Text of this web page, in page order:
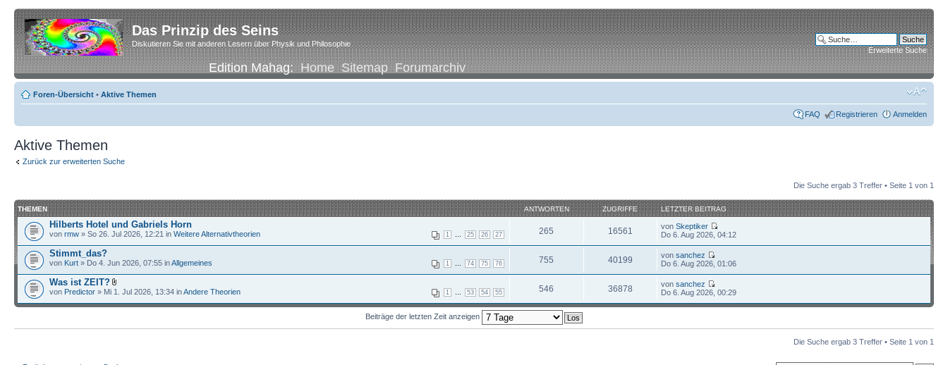
Das Prinzip des Seins
Diskutieren Sie mit anderen Lesern über Physik und Philosophie
Edition Mahag:Home Sitemap Forumarchiv
Erweiterte Suche
Foren-Übersicht • Aktive Themen
FAQ Registrieren Anmelden
Aktive Themen
Zurück zur erweiterten Suche
Die Suche ergab 3 Treffer • Seite 1 von 1
THEMEN ANTWORTEN ZUGRIFFE LETZTER BEITRAG
Hilberts Hotel und Gabriels Horn
1 25 26 27
von rmw » So 26. Jul 2026, 12:21 in Weitere Alternativtheorien 265 16561 vonSkeptiker
Do 6. Aug 2026, 04:12
Stimmt_das?
1 74 75 76
von Kurt » Do 4. Jun 2026, 07:55 inAllgemeines 755 40199 vonsanchez
Do 6. Aug 2026, 01:06
Was ist ZEIT?
1 53 54 55
von Predictor » Mi 1. Jul 2026, 13:34 inAndere Theorien 546 36878 vonsanchez
Do 6. Aug 2026, 00:29
Beiträge der letzten Zeit anzeigen
Die Suche ergab 3 Treffer • Seite 1 von 1